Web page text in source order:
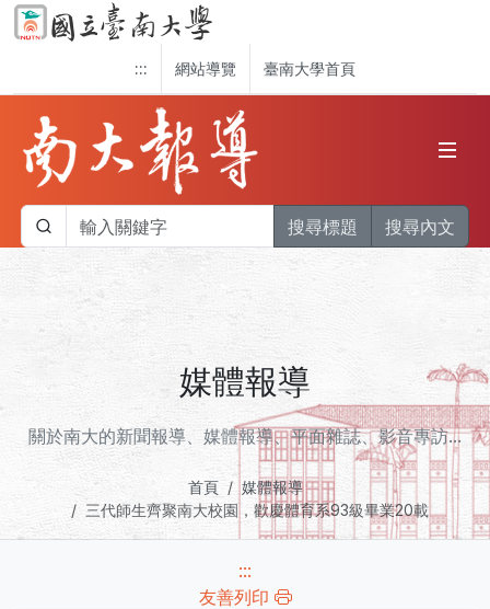
::: 網站導覽 臺南大學首頁
搜尋標題 搜尋內文
媒體報導
關於南大的新聞報導、媒體報導、平面雜誌、影音專訪...
首頁
媒體報導
三代師生齊聚南大校園，歡慶體育系93級畢業20載
:::
友善列印